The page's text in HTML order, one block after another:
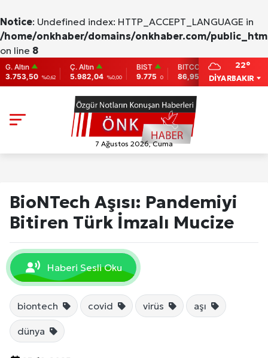
Notice: Undefined index: HTTP_ACCEPT_LANGUAGE in
/home/onkhaber/domains/onkhaber.com/
on line 8
%0,62
Ç. Altın
5.982,04 %0,00
BIST
9.775
0
BITCOIN
86,956.742
-0.31
ETHEREUM
2,007.26
DİYARBAKIR
22°
7 Ağustos 2026, Cuma
BioNTech Aşısı: Pandemiyi
Bitiren Türk İmzalı Mucize
Haberi Sesli Oku
biontech covid virüs aşı
dünya